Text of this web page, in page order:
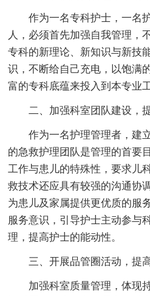
作为一名专科护士，一名
人，必须首先加强自我管理，
专科的新理论、新知识与新技
识，不断给自己充电，以饱满
富的专科底蕴来投入到本专业工
二、加强科室团队建设，
作为一名护理管理者，建
的急救护理团队是管理的首要
工作与患儿的特殊性，要求儿
救技术还应具有较强的沟通协
为患儿及家属提供更优质的服
服务意识，引导护士主动参与
理，提高护士的能动性。
三、开展品管圈活动，提
加强科室质量管理，体现